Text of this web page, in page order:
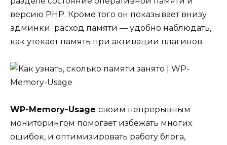
версию PHP. Кроме того он показывает внизу
админки расход памяти — удобно наблюдать,
как утекает память при активации плагинов.
WP-Memory-Usage своим непрерывным
мониторингом помогает избежать многих
ошибок, и оптимизировать работу блога,